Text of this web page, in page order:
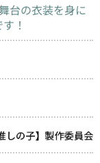
台の衣装を身に
！